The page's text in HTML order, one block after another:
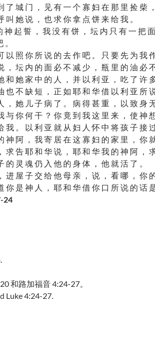
了 城 门 ， 见 有 一 个 寡 妇 在 那 里 捡 柴
她 说 ， 也 求 你 拿 点 饼 来 给 我 。
起 誓 ， 我 没 有 饼 ， 坛 内 只 有 一 把
以 照 你 所 说 的 去 作 吧 。 只 要 先 为 我
， 坛 内 的 面 必 不 减 少 ， 瓶 里 的 油 必
她 家 中 的 人 ， 并 以 利 亚 ， 吃 了 许 多
不 缺 短 ， 正 如 耶 和 华 借 以 利 亚 所 说
她 儿 子 病 了 。 病 得 甚 重 ， 以 致 身 无
与 你 何 干 ？ 你 竟 到 我 这 里 来 ， 使 神
我 。 以 利 亚 就 从 妇 人 怀 中 将 孩 子 接
神 阿 ， 我 寄 居 在 这 寡 妇 的 家 里 ， 你
求 告 耶 和 华 说 ， 耶 和 华 我 的 神 阿 ，
灵 魂 仍 入 他 的 身 体 ， 他 就 活 了 。
进 屋 子 交 给 他 母 亲 ， 说 ， 看 哪 ， 你
是 神 人 ， 耶 和 华 借 你 口 所 说 的 话 是
24
和路加福音 4:24-27。
Luke 4:24-27.